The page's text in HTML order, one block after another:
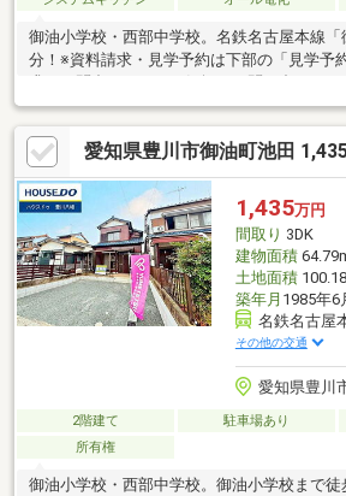
御油小学校・西部中学校。名鉄名古屋本線
分！※資料請求・見学予約は下部の「見学予
愛知県豊川市御油町池田
1,435万円
間取り 3DK
建物面積
土地面積
築年月 1985年6
名鉄名古屋
その他の交通
愛知県豊川
2階建て 駐車場あり
所有権
御油小学校・西部中学校。御油小学校まで